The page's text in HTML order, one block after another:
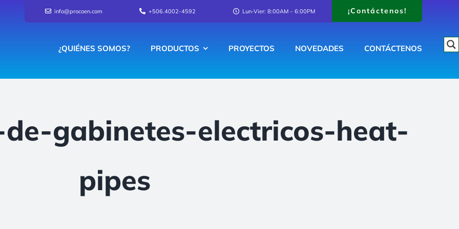
info@procoen.com +506.4002-4592 Lun-Vier: 8:00AM – 6:00PM ¡Contáctenos!
¿QUIÉNES SOMOS? PRODUCTOS PROYECTOS NOVEDADES CONTÁCTENOS
gabinetes-electricos-heat-
pipes